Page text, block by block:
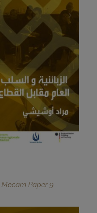
Paper 9